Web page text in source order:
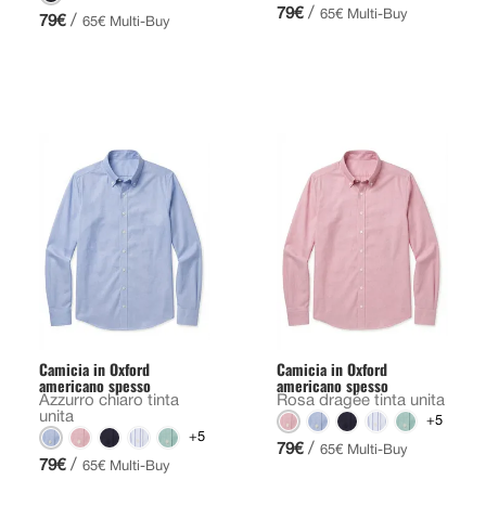
79€ / 65€ Multi-Buy
79€ / 65€ Multi-Buy
Camicia in Oxford
americano spesso
Azzurro chiaro tinta
unita
+5
79€ / 65€ Multi-Buy
Camicia in Oxford
americano spesso
Rosa dragée tinta unita
+5
79€ / 65€ Multi-Buy